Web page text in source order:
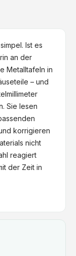
Ist es
an der
Metalltafeln in
– und
Sie lesen
korrigieren
nicht
reagiert
der Zeit in